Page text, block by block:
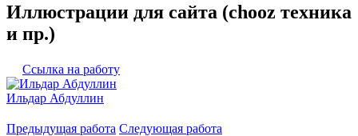
Иллюстрации для сайта (chooz техника
и пр.)
Ссылка на работу
Ильдар Абдуллин
Предыдущая работа Следующая работа